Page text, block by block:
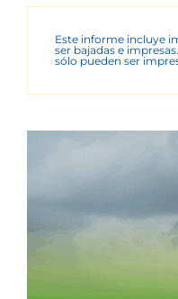
Este informe incluye
ser bajadas e
sólo pueden ser